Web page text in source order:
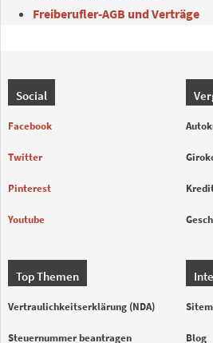
Freiberufler-AGB und Verträge
Social
Facebook
Twitter
Pinterest
Youtube
Top Themen
Vertraulichkeitserklärung (NDA)
Steuernummer beantragen Blog